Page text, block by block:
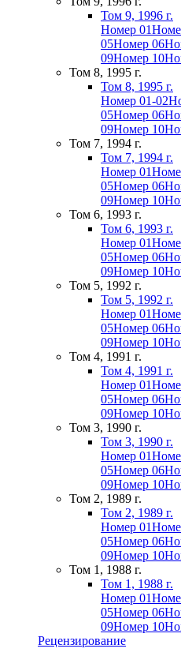
Том 9, 1996 г.
Номер 01
05Номер 06
09Номер 10
Том 8, 1995 г.
Том 8, 1995 г.
Номер 01-02
05Номер 06
09Номер 10
Том 7, 1994 г.
Том 7, 1994 г.
Номер 01
05Номер 06
09Номер 10
Том 6, 1993 г.
Том 6, 1993 г.
Номер 01
05Номер 06
09Номер 10
Том 5, 1992 г.
Том 5, 1992 г.
Номер 01
05Номер 06
09Номер 10
Том 4, 1991 г.
Том 4, 1991 г.
Номер 01
05Номер 06
09Номер 10
Том 3, 1990 г.
Том 3, 1990 г.
Номер 01
05Номер 06
09Номер 10
Том 2, 1989 г.
Том 2, 1989 г.
Номер 01
05Номер 06
09Номер 10
Том 1, 1988 г.
Том 1, 1988 г.
Номер 01
05Номер 06
09Номер 10
Рецензирование